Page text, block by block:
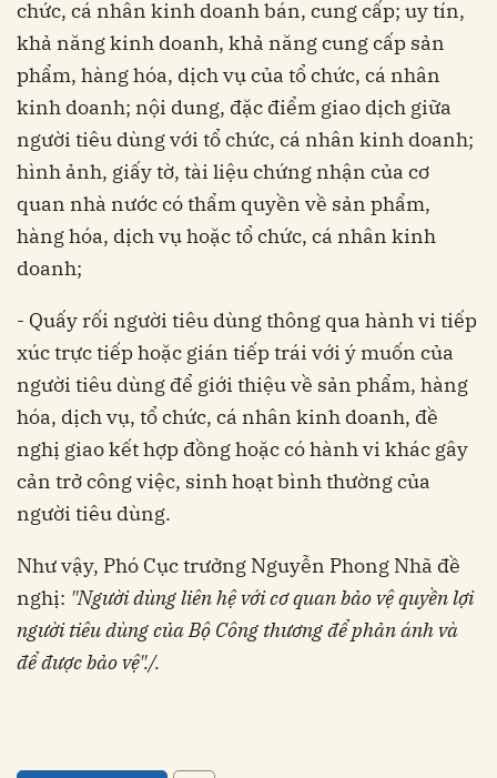
chức, cá nhân kinh doanh bán, cung cấp; uy tín,
khả năng kinh doanh, khả năng cung cấp sản
phẩm, hàng hóa, dịch vụ của tổ chức, cá nhân
kinh doanh; nội dung, đặc điểm giao dịch giữa
người tiêu dùng với tổ chức, cá nhân kinh doanh;
hình ảnh, giấy tờ, tài liệu chứng nhận của cơ
quan nhà nước có thẩm quyền về sản phẩm,
hàng hóa, dịch vụ hoặc tổ chức, cá nhân kinh
doanh;
- Quấy rối người tiêu dùng thông qua hành vi tiếp
xúc trực tiếp hoặc gián tiếp trái với ý muốn của
người tiêu dùng để giới thiệu về sản phẩm, hàng
hóa, dịch vụ, tổ chức, cá nhân kinh doanh, đề
nghị giao kết hợp đồng hoặc có hành vi khác gây
cản trở công việc, sinh hoạt bình thường của
người tiêu dùng.
Như vậy, Phó Cục trưởng Nguyễn Phong Nhã đề
nghị: "Người dùng liên hệ với cơ quan bảo vệ quyền lợi
người tiêu dùng của Bộ Công thương để phản ánh và
để được bảo vệ"./.